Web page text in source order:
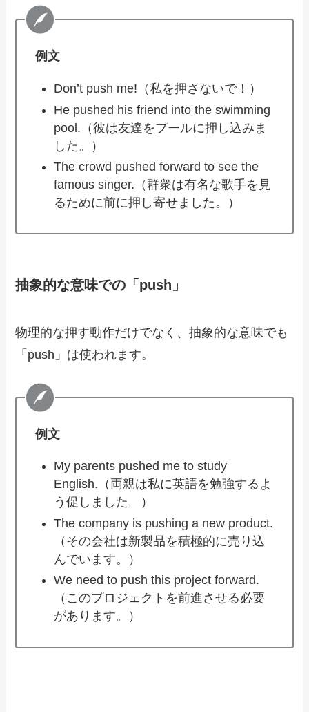
例文
Don’t push me!（私を押さないで！）
He pushed his friend into the swimming
pool.（彼は友達をプールに押し込みま
した。）
The crowd pushed forward to see the
famous singer.（群衆は有名な歌手を見
るために前に押し寄せました。）
抽象的な意味での「push」
物理的な押す動作だけでなく、抽象的な意味でも
「push」は使われます。
例文
My parents pushed me to study
English.（両親は私に英語を勉強するよ
う促しました。）
The company is pushing a new product.
（その会社は新製品を積極的に売り込
んでいます。）
We need to push this project forward.
（このプロジェクトを前進させる必要
があります。）